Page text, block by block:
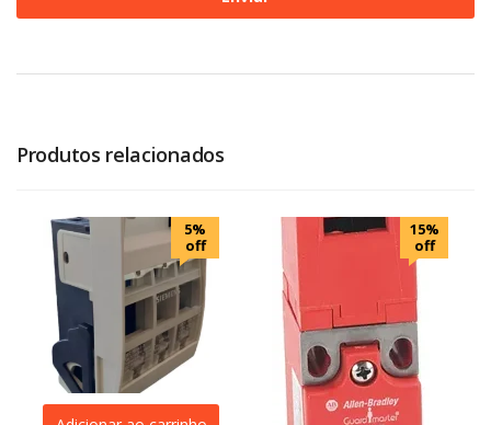
Produtos relacionados
5%
off
15%
off